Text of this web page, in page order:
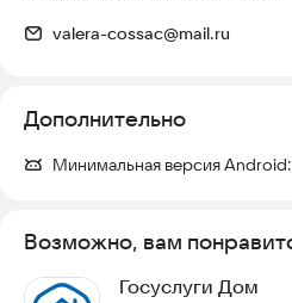
valera-cossac@mail.ru
Дополнительно
Минимальная версия Android:
Возможно, вам
Госуслуги Дом